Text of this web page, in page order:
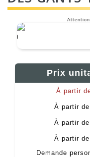
Prix
À partir
À partir
À partir
À partir
Demande